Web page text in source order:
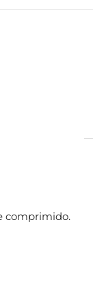
comprimido.